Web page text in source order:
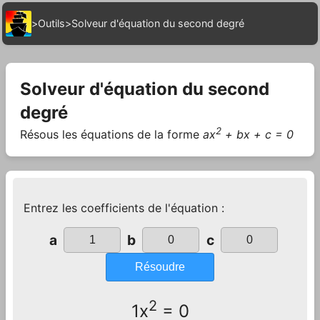
>Outils>Solveur d'équation du second degré
Solveur d'équation du second
degré
Résous les équations de la forme ax2 + bx + c = 0
Entrez les coefficients de l'équation :
a b c
Résoudre
1x2 = 0